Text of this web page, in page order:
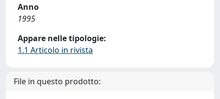
Anno
1995
Appare nelle tipologie:
1.1 Articolo in rivista
File in questo prodotto: